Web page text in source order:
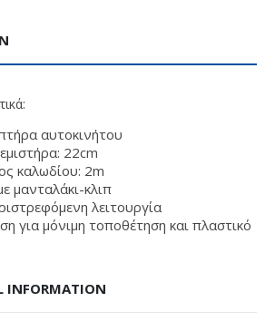
αυτοκινήτου
22cm​​
καλωδίου: 2m
μανταλάκι​-κλιπ
λειτουργία
για μόνιμη τοποθέτηση και πλαστικό
INFORMATION